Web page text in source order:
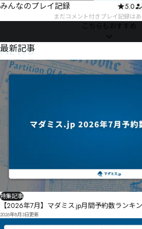
みんなのプレイ記録 5.0
まだコメント付きプレイ記録は
こちらもおすすめ
NEWS
最新記事
特集記事
【2026年7月】マダミス.jp月間予約数ランキ
2026年8月3日更新